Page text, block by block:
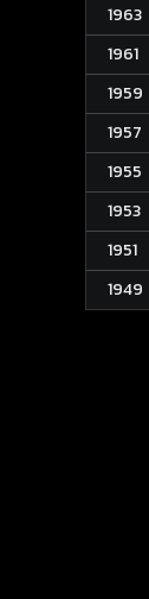
1963
1961
1959
1957
1955
1953
1951
1949